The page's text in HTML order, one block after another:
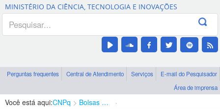
Canais
MINISTÉRIO DA CIÊNCIA, TECNOLOGIA E INOVAÇÕES
Perguntas frequentes Central de Atendimento Serviços
E-mail do Pesquisador
Área de imprensa
Você está aqui:CNPq Bolsas e Auxílios Vigentes